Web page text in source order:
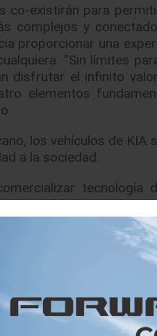
co-existirán para
complejos y
proporcionar una
“Sin límites
disfrutar el infinito
elementos
los vehículos de
a la sociedad.
tecnología
de vehículos
las
para que en
tendrá 16 vehículos
y vehículos